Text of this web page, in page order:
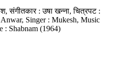
संगीतकार : उषा खन्ना, चित्रपट :
Singer : Mukesh, Music
: Shabnam (1964)